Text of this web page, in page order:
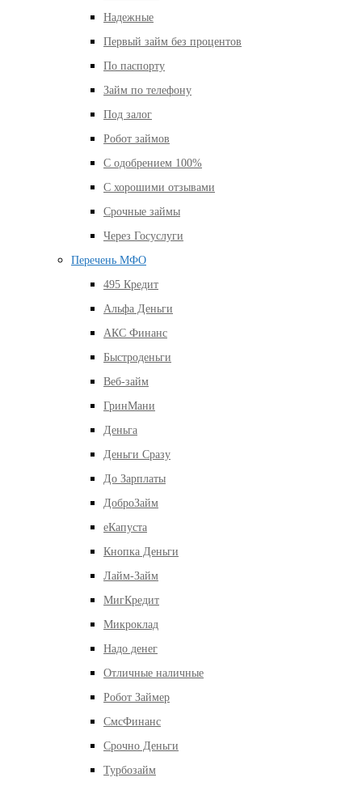
Надежные
Первый займ без процентов
По паспорту
Займ по телефону
Под залог
Робот займов
С одобрением 100%
С хорошими отзывами
Срочные займы
Через Госуслуги
Перечень МФО
495 Кредит
Альфа Деньги
АКС Финанс
Быстроденьги
Веб-займ
ГринМани
Деньга
Деньги Сразу
До Зарплаты
ДоброЗайм
еКапуста
Кнопка Деньги
Лайм-Займ
МигКредит
Микроклад
Надо денег
Отличные наличные
Робот Займер
СмсФинанс
Срочно Деньги
Турбозайм